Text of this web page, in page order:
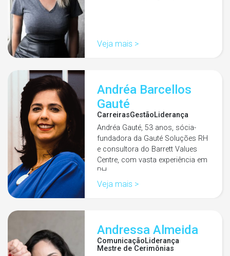
Veja mais >
Andréa Barcellos
Gauté
CarreirasGestãoLiderança
Andréa Gauté, 53 anos, sócia-
fundadora da Gauté Soluções RH
e consultora do Barrett Values
Centre, com vasta experiência em
RH…
Veja mais >
Andressa Almeida
ComunicaçãoLiderança
Mestre de Cerimônias